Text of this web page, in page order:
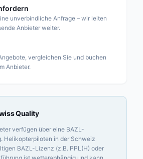
SA
AG
AG
unverbindliche Anfrage – wir leiten
Anbieter weiter.
vergleichen Sie und buchen
Anbieter.
Quality
verfügen über eine BAZL-
Helikopterpiloten in der Schweiz
BAZL-Lizenz (z.B. PPL(H) oder